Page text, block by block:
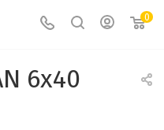
0
6х40